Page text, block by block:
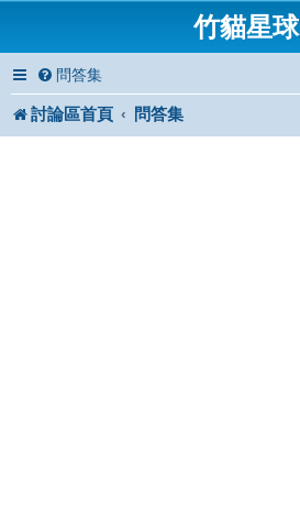
竹貓星球
問答集
討論區首頁 問答集